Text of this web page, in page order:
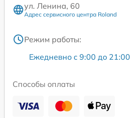
ул. Ленина, 60
Адрес сервисного центра Roland
Режим работы:
Ежедневно с 9:00 до 21:00
Способы оплаты